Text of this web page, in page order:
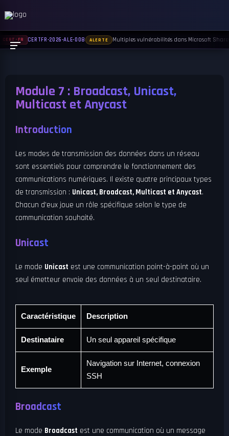
Module 7 : Broadcast, Unicast,
Multicast et Anycast
Introduction
Les modes de transmission des données dans un réseau
sont essentiels pour comprendre le fonctionnement des
communications numériques. Il existe quatre principaux types
de transmission : Unicast, Broadcast, Multicast et Anycast.
Chacun d’eux joue un rôle spécifique selon le type de
communication souhaité.
Unicast
Le mode Unicast est une communication point-à-point où un
seul émetteur envoie des données à un seul destinataire.
Caractéristique Description
Destinataire Un seul appareil spécifique
Exemple
Navigation sur Internet, connexion
SSH
Broadcast
Le mode Broadcast est une communication où un message
CERT-FR CERTFR-2026-ALE-008 ALERTE Multiples vulnérabilités dans Microsoft